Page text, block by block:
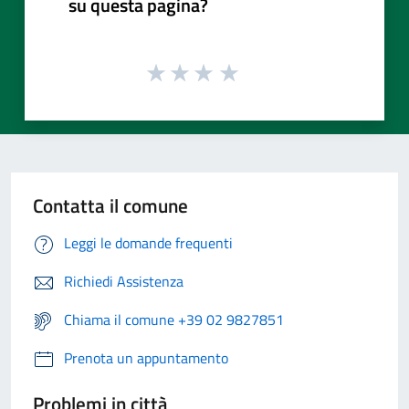
Contatta il comune
Leggi le domande frequenti
Richiedi Assistenza
Chiama il comune +39 02 9827851
Prenota un appuntamento